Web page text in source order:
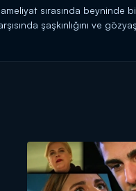
sırasında beyninde
şaşkınlığını ve
söyler. Nalan ilk etapta